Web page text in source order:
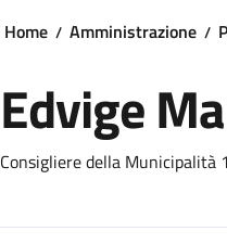
Home Amministrazione
Edvige
Consigliere della Municipalità